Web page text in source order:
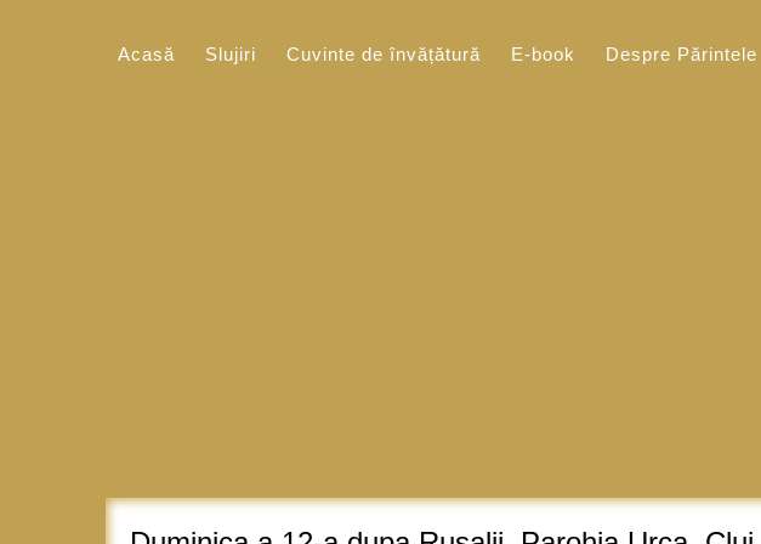
Acasă Slujiri Cuvinte de învățătură E-book Despre Părintele